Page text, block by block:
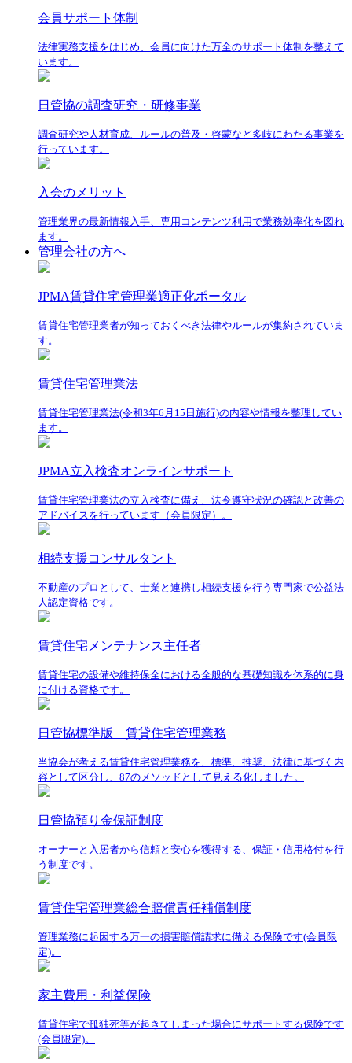
会員サポート体制
法律実務支援をはじめ、会員に向けた万全のサポート体制を整えて
います。
日管協の調査研究・研修事業
調査研究や人材育成、ルールの普及・啓蒙など多岐にわたる事業を
行っています。
入会のメリット
管理業界の最新情報入手、専用コンテンツ利用で業務効率化を図れ
ます。
管理会社の方へ
JPMA賃貸住宅管理業適正化ポータル
賃貸住宅管理業者が知っておくべき法律やルールが集約されていま
す。
賃貸住宅管理業法
賃貸住宅管理業法(令和3年6月15日施行)の内容や情報を整理してい
ます。
JPMA立入検査オンラインサポート
賃貸住宅管理業法の立入検査に備え、法令遵守状況の確認と改善の
アドバイスを行っています（会員限定）。
相続支援コンサルタント
不動産のプロとして、士業と連携し相続支援を行う専門家で公益法
人認定資格です。
賃貸住宅メンテナンス主任者
賃貸住宅の設備や維持保全における全般的な基礎知識を体系的に身
に付ける資格です。
日管協標準版 賃貸住宅管理業務
当協会が考える賃貸住宅管理業務を、標準、推奨、法律に基づく内
容として区分し、87のメソッドとして見える化しました。
日管協預り金保証制度
オーナーと入居者から信頼と安心を獲得する、保証・信用格付を行
う制度です。
賃貸住宅管理業総合賠償責任補償制度
管理業務に起因する万一の損害賠償請求に備える保険です(会員限
定)。
家主費用・利益保険
賃貸住宅で孤独死等が起きてしまった場合にサポートする保険です
(会員限定)。